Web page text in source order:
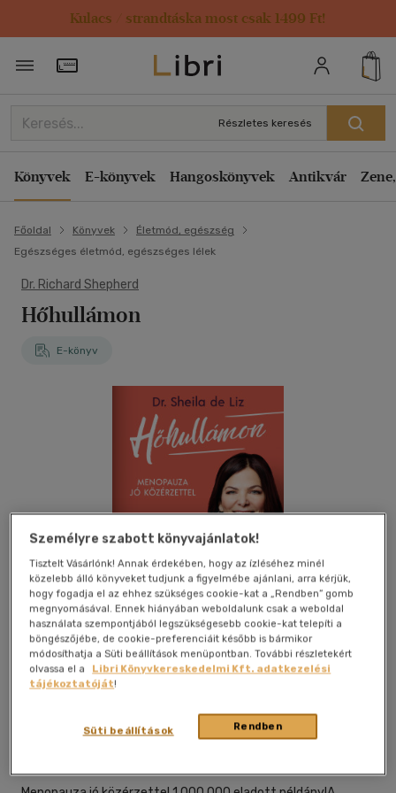
Kulacs / strandtáska most csak 1499 Ft!
Törzsvásárlói Kártya adatai
Részletes keresés
Könyvek E-könyvek Hangoskönyvek Antikvár
Főoldal Könyvek
Életmód, egészség
Egészséges életmód, egészséges lélek
Dr. Richard Shepherd
Hőhullámon
E-könyv
Beleolvasok
Személyre szabott könyvajánlatok!
Tisztelt Vásárlónk! Annak érdekében, hogy az ízléséhez minél
közelebb álló könyveket tudjunk a figyelmébe ajánlani, arra kérjük,
hogy fogadja el az ehhez szükséges cookie-kat a „Rendben” gomb
megnyomásával. Ennek hiányában weboldalunk csak a weboldal
használata szempontjából legszükségesebb cookie-kat telepíti a
böngészőjébe, de cookie-preferenciáit később is bármikor
módosíthatja a Süti beállítások menüpontban. További részletekért
olvassa el a
Libri Könyvkereskedelmi Kft. adatkezelési
tájékoztatóját!
Rendben
Süti beállítások